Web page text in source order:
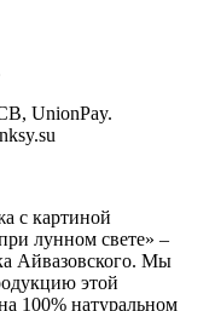
UnionPay.
с картиной
лунном свете» –
Айвазовского. Мы
этой
100% натуральном